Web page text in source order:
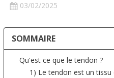
03/02/2025
SOMMAIRE
Qu'est ce que le tendon ?
1) Le tendon est un